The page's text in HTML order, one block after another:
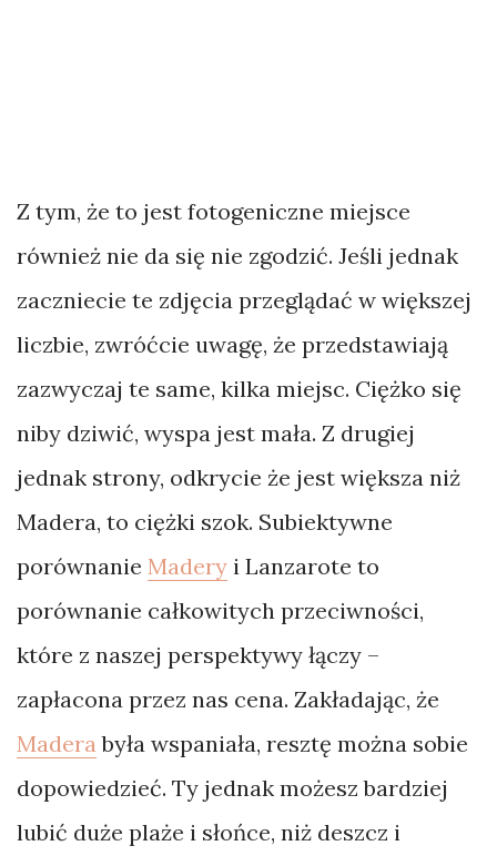
Z tym, że to jest fotogeniczne miejsce
również nie da się nie zgodzić. Jeśli jednak
zaczniecie te zdjęcia przeglądać w większej
liczbie, zwróćcie uwagę, że przedstawiają
zazwyczaj te same, kilka miejsc. Ciężko się
niby dziwić, wyspa jest mała. Z drugiej
jednak strony, odkrycie że jest większa niż
Madera, to ciężki szok. Subiektywne
porównanie Madery i Lanzarote to
porównanie całkowitych przeciwności,
które z naszej perspektywy łączy –
zapłacona przez nas cena. Zakładając, że
Maderabyła wspaniała, resztę można sobie
dopowiedzieć. Ty jednak możesz bardziej
lubić duże plaże i słońce, niż deszcz i